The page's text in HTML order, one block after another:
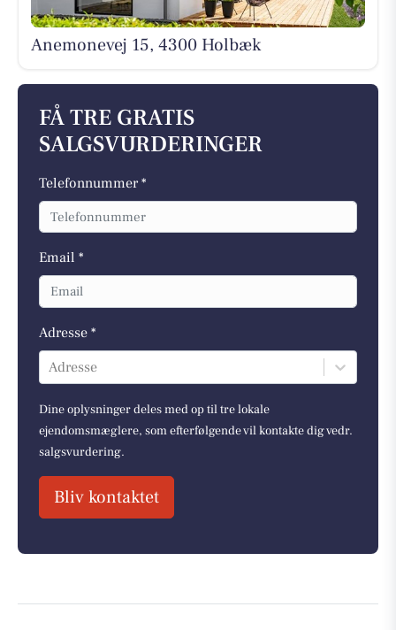
Anemonevej 15, 4300 Holbæk
FÅ TRE GRATIS
SALGSVURDERINGER
Telefonnummer *
Email *
Adresse *
Adresse
Dine oplysninger deles med op til tre lokale
ejendomsmæglere, som efterfølgende vil kontakte dig vedr.
salgsvurdering.
Bliv kontaktet